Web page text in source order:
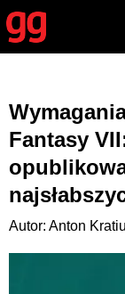
Fantasy
Autor: Anton